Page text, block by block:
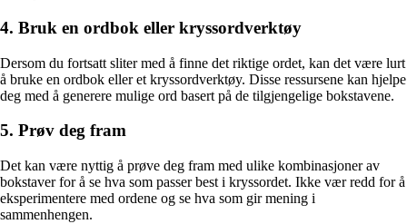
4. Bruk en ordbok eller kryssordverktøy
Dersom du fortsatt sliter med å finne det riktige ordet, kan det være lurt
å bruke en ordbok eller et kryssordverktøy. Disse ressursene kan hjelpe
deg med å generere mulige ord basert på de tilgjengelige bokstavene.
5. Prøv deg fram
Det kan være nyttig å prøve deg fram med ulike kombinasjoner av
bokstaver for å se hva som passer best i kryssordet. Ikke vær redd for å
eksperimentere med ordene og se hva som gir mening i
sammenhengen.